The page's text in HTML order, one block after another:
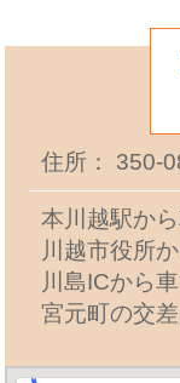
住所： 350-
本川越駅か
川越市役所
川島ICから
宮元町の交